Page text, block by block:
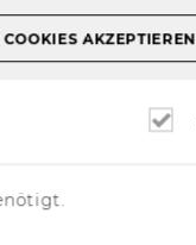
COOKIES AKZEPTIEREN